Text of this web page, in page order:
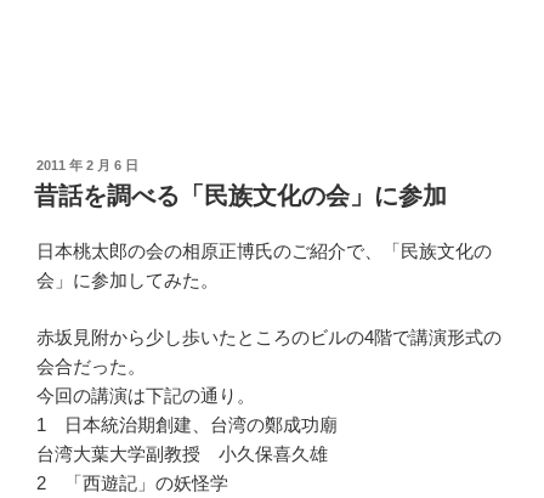
投
稿
日:
2011 年 2 月 6 日
昔話を調べる「民族文化の会」に参加
日本桃太郎の会の相原正博氏のご紹介で、「民族文化の
会」に参加してみた。
赤坂見附から少し歩いたところのビルの4階で講演形式の
会合だった。
今回の講演は下記の通り。
1 日本統治期創建、台湾の鄭成功廟
台湾大葉大学副教授 小久保喜久雄
2 「西遊記」の妖怪学